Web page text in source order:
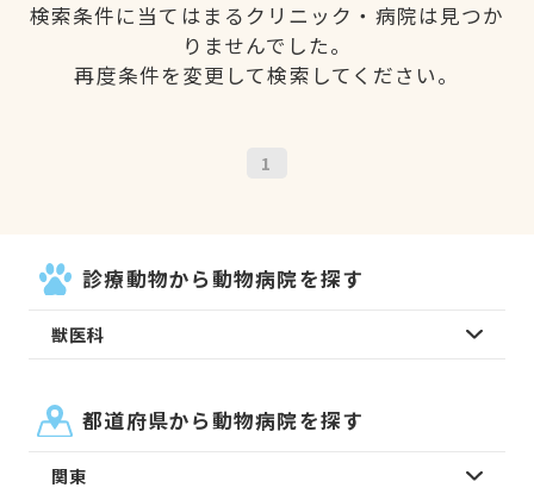
検索条件に当てはまるクリニック・病院は見つか
りませんでした。
再度条件を変更して検索してください。
1
診療動物から動物病院を探す
獣医科
都道府県から動物病院を探す
関東